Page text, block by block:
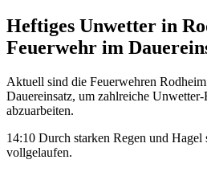
Heftiges Unwetter in
Feuerwehr im
Aktuell sind die Feuerwehren
Dauereinsatz, um zahlreiche
abzuarbeiten.
14:10 Durch starken Regen und Hagel
vollgelaufen.